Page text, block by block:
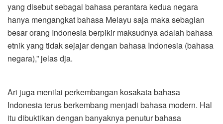
yang disebut sebagai bahasa perantara kedua negara
hanya mengangkat bahasa Melayu saja maka sebagian
besar orang Indonesia berpikir maksudnya adalah bahasa
etnik yang tidak sejajar dengan bahasa Indonesia (bahasa
negara),” jelas dja.
Ari juga menilai perkembangan kosakata bahasa
Indonesia terus berkembang menjadi bahasa modern. Hal
itu dibuktikan dengan banyaknya penutur bahasa